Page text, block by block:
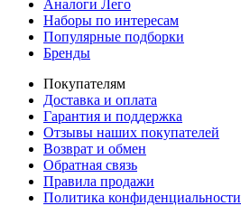
Аналоги Лего
Наборы по интересам
Популярные подборки
Бренды
Покупателям
Доставка и оплата
Гарантия и поддержка
Отзывы наших покупателей
Возврат и обмен
Обратная связь
Правила продажи
Политика конфиденциальности